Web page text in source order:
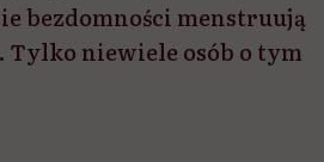
bezdomności menstruują
Tylko niewiele osób o tym